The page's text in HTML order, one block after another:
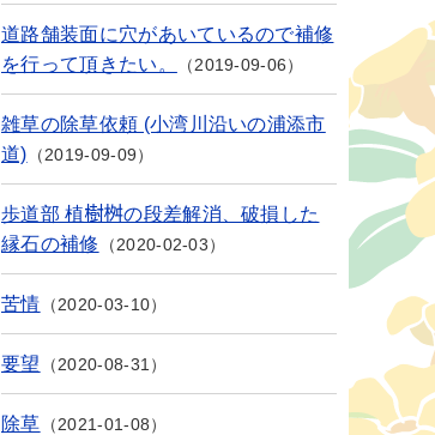
道路舗装面に穴があいているので補修
を行って頂きたい。
2019-09-06
雑草の除草依頼 (小湾川沿いの浦添市
道)
2019-09-09
歩道部 植樹桝の段差解消、破損した
縁石の補修
2020-02-03
苦情 2020-03-10
要望 2020-08-31
除草 2021-01-08